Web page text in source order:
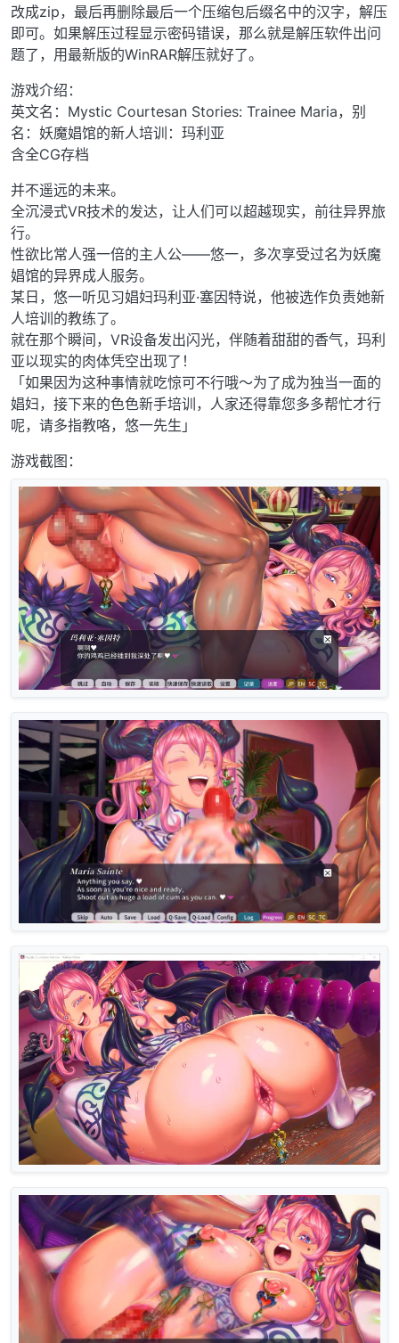
改成zip，最后再删除最后一个压缩包后缀名中的汉字，解压
即可。如果解压过程显示密码错误，那么就是解压软件出问
题了，用最新版的WinRAR解压就好了。
游戏介绍：
英文名：Mystic Courtesan Stories: Trainee Maria，别
名：妖魔娼馆的新人培训：玛利亚
含全CG存档
并不遥远的未来。
全沉浸式VR技术的发达，让人们可以超越现实，前往异界旅
行。
性欲比常人强一倍的主人公——悠一，多次享受过名为妖魔
娼馆的异界成人服务。
某日，悠一听见习娼妇玛利亚·塞因特说，他被选作负责她新
人培训的教练了。
就在那个瞬间，VR设备发出闪光，伴随着甜甜的香气，玛利
亚以现实的肉体凭空出现了！
「如果因为这种事情就吃惊可不行哦～为了成为独当一面的
娼妇，接下来的色色新手培训，人家还得靠您多多帮忙才行
呢，请多指教咯，悠一先生」
游戏截图：